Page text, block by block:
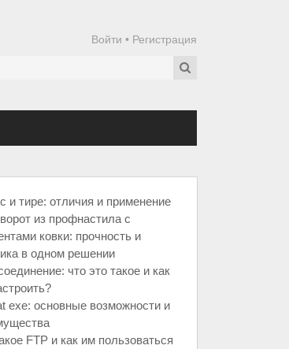
Войти • Регистрация
и тире: отличия и применение
из профнастила с
ковки: прочность и
в одном решении
что это такое и как
exe: основные возможности и
FTP и как им пользоваться